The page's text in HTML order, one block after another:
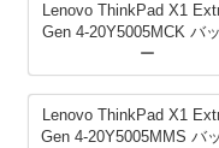
Lenovo ThinkPad X1
Gen 4-20Y5005MCK バ
ー
Lenovo ThinkPad X1
Gen 4-20Y5005MMS バ